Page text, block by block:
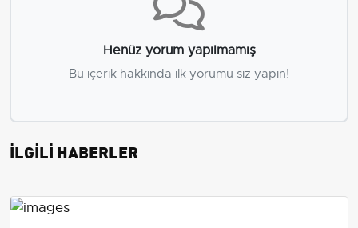
Henüz yorum yapılmamış
Bu içerik hakkında ilk yorumu siz yapın!
İLGİLİ HABERLER